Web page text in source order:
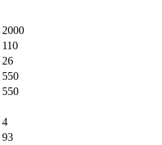
2000
110
26
550
550
4
93